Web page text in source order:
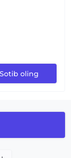
Sotib oling